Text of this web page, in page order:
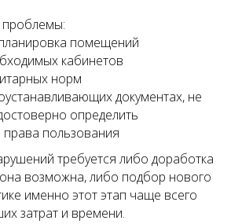
помещений
кабинетов
норм
документах, не
определить
пользования
требуется либо доработка
возможна, либо подбор нового
именно этот этап чаще всего
затрат и времени.